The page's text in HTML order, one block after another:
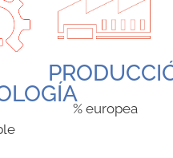
% europea